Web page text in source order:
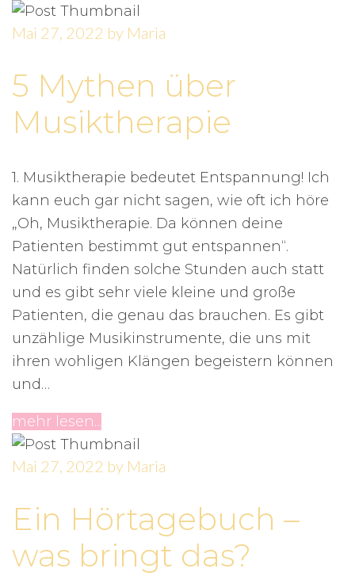
Mai 27, 2022 by Maria
5 Mythen über
Musiktherapie
1. Musiktherapie bedeutet Entspannung! Ich
kann euch gar nicht sagen, wie oft ich höre
„Oh, Musiktherapie. Da können deine
Patienten bestimmt gut entspannen“.
Natürlich finden solche Stunden auch statt
und es gibt sehr viele kleine und große
Patienten, die genau das brauchen. Es gibt
unzählige Musikinstrumente, die uns mit
ihren wohligen Klängen begeistern können
und…
mehr lesen...
Mai 27, 2022 by Maria
Ein Hörtagebuch –
was bringt das?